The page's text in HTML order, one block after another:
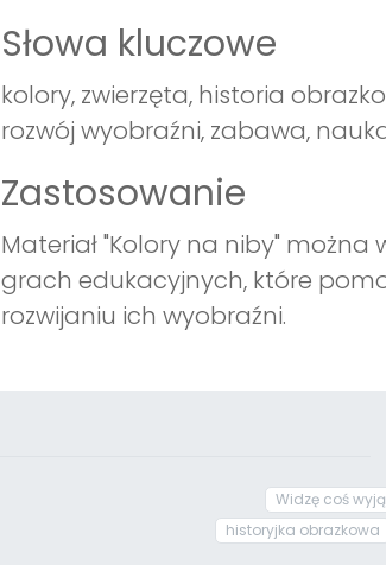
Słowa kluczowe
kolory, zwierzęta, historia
rozwój wyobraźni, zabawa,
Zastosowanie
Materiał "Kolory na niby"
grach edukacyjnych, które
rozwijaniu ich wyobraźni.
Widzę coś
historyjka obrazkowa